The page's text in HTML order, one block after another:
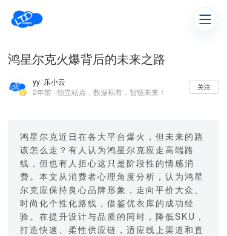
鸿星尔克火爆背后的未来之路
yy· 乐小云
2年前 · 独立站点，数据私有，智链未来！
关注
鸿星尔克近日在各大平台爆火，但未来的路
该怎么走？有人认为鸿星尔克应走高端路
线，但也有人担心这只是阶段性的情感消
费。本文从消费者心理角度分析，认为鸿星
尔克应保持良心品牌形象，走向平价大众、
时尚化个性化路线，借鉴优衣库的成功经
验。在提升设计与品质的同时，降低SKU，
打造快速、柔性供应链，适应线上渠道和直